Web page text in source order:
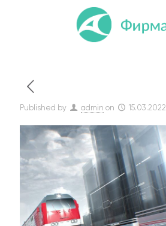
Published by admin on 15.03.2022